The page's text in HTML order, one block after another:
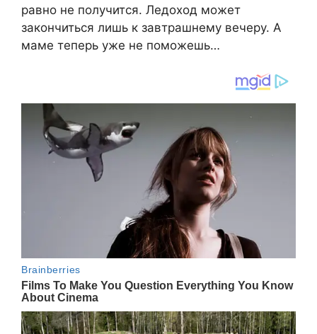
равно не получится. Ледоход может
закончиться лишь к завтрашнему вечеру. А
маме теперь уже не поможешь…